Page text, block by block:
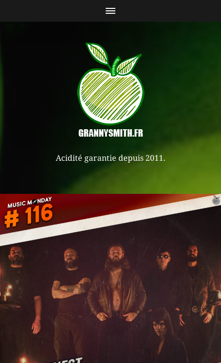
Acidité garantie depuis 2011.